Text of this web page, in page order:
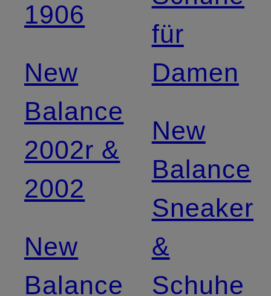
1906
New
Balance
2002r &
2002
New
Balance
für
Damen
New
Balance
Sneaker
&
Schuhe